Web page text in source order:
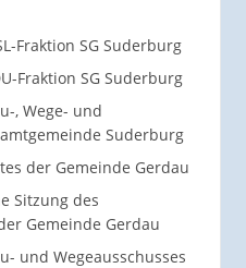
Fraktion SG Suderburg
Fraktion SG Suderburg
, Wege- und
Suderburg
der Gemeinde Gerdau
Sitzung des
Gemeinde Gerdau
und Wegeausschusses